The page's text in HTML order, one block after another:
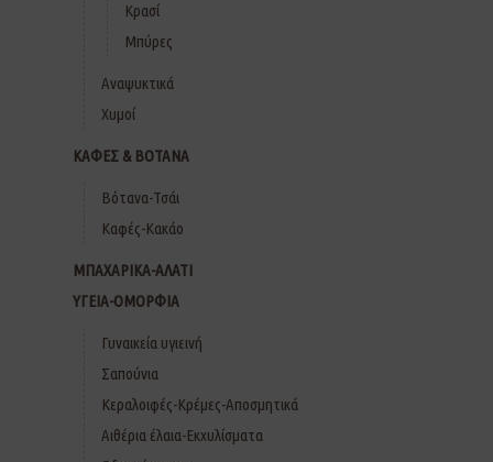
Κρασί
Μπύρες
Αναψυκτικά
Χυμοί
ΚΑΦΕΣ & ΒΟΤΑΝΑ
Βότανα-Τσάι
Καφές-Κακάο
ΜΠΑΧΑΡΙΚΑ-ΑΛΑΤΙ
ΥΓΕΙΑ-ΟΜΟΡΦΙΑ
Γυναικεία υγιεινή
Σαπούνια
Κεραλοιφές-Κρέμες-Αποσμητικά
Αιθέρια έλαια-Εκχυλίσματα